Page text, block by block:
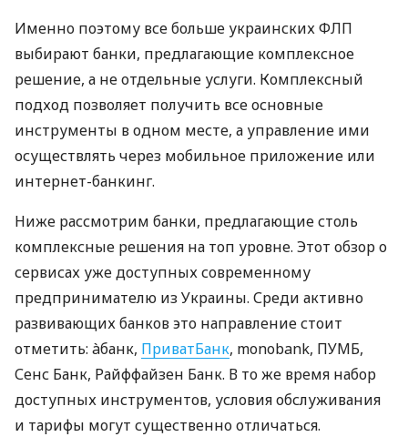
Именно поэтому все больше украинских ФЛП
выбирают банки, предлагающие комплексное
решение, а не отдельные услуги. Комплексный
подход позволяет получить все основные
инструменты в одном месте, а управление ими
осуществлять через мобильное приложение или
интернет-банкинг.
Ниже рассмотрим банки, предлагающие столь
комплексные решения на топ уровне. Этот обзор о
сервисах уже доступных современному
предпринимателю из Украины. Среди активно
развивающих банков это направление стоит
отметить: àбанк, ПриватБанк, monobank, ПУМБ,
Сенс Банк, Райффайзен Банк. В то же время набор
доступных инструментов, условия обслуживания
и тарифы могут существенно отличаться.